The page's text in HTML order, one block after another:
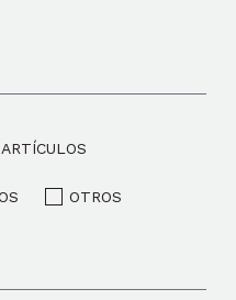
ARTÍCULOS
OTROS